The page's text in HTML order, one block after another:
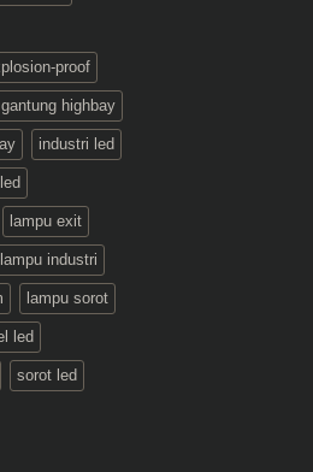
proof
gantung highbay
industri led
lampu exit
lampu industri
lampu sorot
led
sorot led